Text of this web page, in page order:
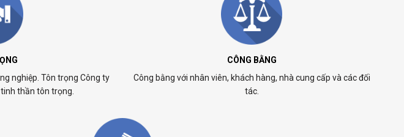
nghiệp. Tôn trọng Công ty
thần tôn trọng.
CÔNG BẰNG
Công bằng với nhân viên, khách hàng, nhà cung cấp và các đối
tác.